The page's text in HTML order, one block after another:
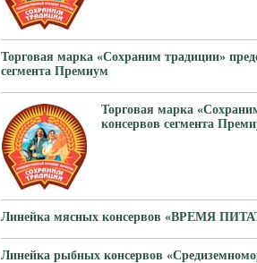
Торговая марка «Сохраним традиции»
сегмента Премиум
Торговая марка
консервов сегмента
Линейка мясных консервов «ВРЕМЯ
Линейка рыбных консервов